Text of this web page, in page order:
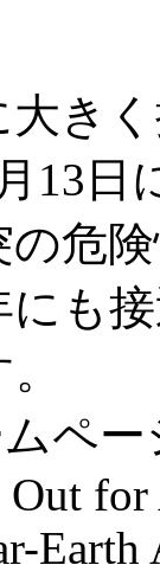
大き
13日
の危
にも
ペー